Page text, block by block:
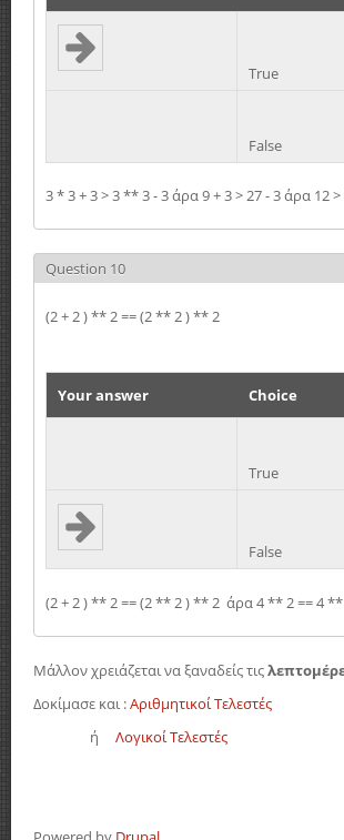
True
False
3 * 3 + 3 > 3 ** 3 - 3 άρα 9 + 3 > 27 - 3 άρα 12
Question 10
(2 + 2 ) ** 2 == (2 ** 2 ) ** 2
Your answer Choice
True
False
(2 + 2 ) ** 2 == (2 ** 2 ) ** 2 άρα 4 ** 2 == 4
Μάλλον χρειάζεται να ξαναδείς τις
Δοκίμασε και :Αριθμητικοί Τελεστές
ή Λογικοί Τελεστές